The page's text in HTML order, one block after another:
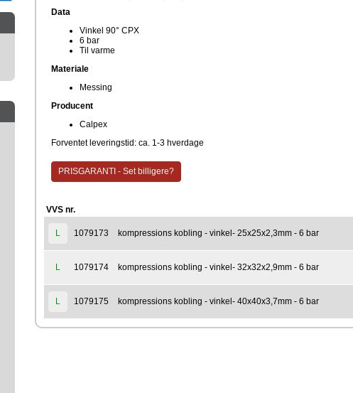
Data
Vinkel 90° CPX
6 bar
Til varme
Materiale
Messing
Producent
Calpex
Forventet leveringstid: ca. 1-3 hverdage
PRISGARANTI - Set billigere?
VVS nr.
L 1079173 kompressions kobling - vinkel- 25x25x2,3mm - 6 bar
L 1079174 kompressions kobling - vinkel- 32x32x2,9mm - 6 bar
L 1079175 kompressions kobling - vinkel- 40x40x3,7mm - 6 bar